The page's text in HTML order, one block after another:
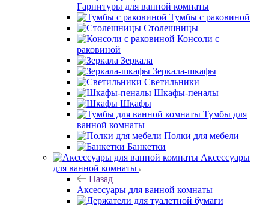
Гарнитуры для ванной комнаты
Тумбы с раковиной
Столешницы
Консоли с
раковиной
Зеркала
Зеркала-шкафы
Светильники
Шкафы-пеналы
Шкафы
Тумбы для
ванной комнаты
Полки для мебели
Банкетки
Аксессуары
для ванной комнаты
Назад
Аксессуары для ванной комнаты